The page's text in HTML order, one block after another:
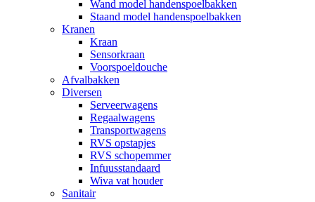
Wand model handenspoelbakken
Staand model handenspoelbakken
Kranen
Kraan
Sensorkraan
Voorspoeldouche
Afvalbakken
Diversen
Serveerwagens
Regaalwagens
Transportwagens
RVS opstapjes
RVS schopemmer
Infuusstandaard
Wiva vat houder
Sanitair